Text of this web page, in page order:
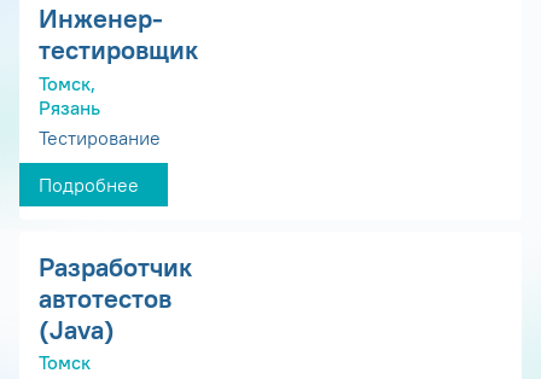
Инженер-
тестировщик
Томск,
Рязань
Тестирование
Подробнее
Разработчик
автотестов
(Java)
Томск